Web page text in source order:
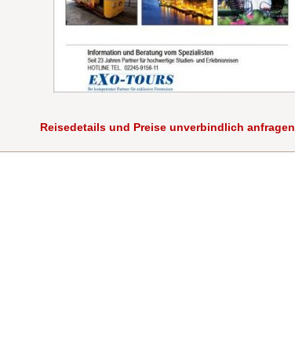
Reisedetails und Preise unverbindlich anfragen